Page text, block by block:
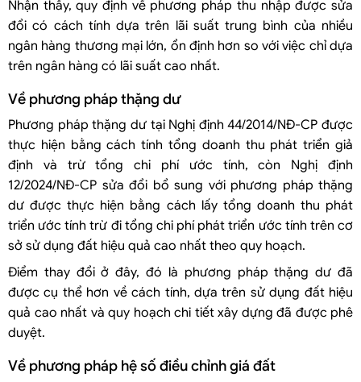
Nhận thấy, quy định về phương pháp thu nhập được sửa
đổi có cách tính dựa trên lãi suất trung bình của nhiều
ngân hàng thương mại lớn, ổn định hơn so với việc chỉ dựa
trên ngân hàng có lãi suất cao nhất.
Về phương pháp thặng dư
Phương pháp thặng dư tại Nghị định 44/2014/NĐ-CP được
thực hiện bằng cách tính tổng doanh thu phát triển giả
định và trừ tổng chi phí ước tính, còn Nghị định
12/2024/NĐ-CP sửa đổi bổ sung với phương pháp thặng
dư được thực hiện bằng cách lấy tổng doanh thu phát
triển ước tính trừ đi tổng chi phí phát triển ước tính trên cơ
sở sử dụng đất hiệu quả cao nhất theo quy hoạch.
Điểm thay đổi ở đây, đó là phương pháp thặng dư đã
được cụ thể hơn về cách tính, dựa trên sử dụng đất hiệu
quả cao nhất và quy hoạch chi tiết xây dựng đã được phê
duyệt.
Về phương pháp hệ số điều chỉnh giá đất